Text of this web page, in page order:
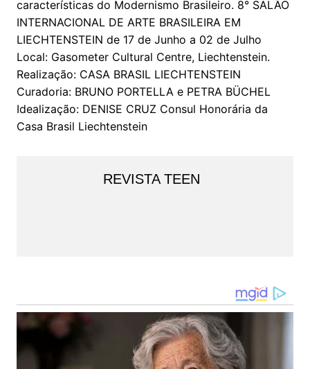
características do Modernismo Brasileiro. 8° SALÃO
INTERNACIONAL DE ARTE BRASILEIRA EM
LIECHTENSTEIN de 17 de Junho a 02 de Julho
Local: Gasometer Cultural Centre, Liechtenstein.
Realização: CASA BRASIL LIECHTENSTEIN
Curadoria: BRUNO PORTELLA e PETRA BÜCHEL
Idealização: DENISE CRUZ Consul Honorária da
Casa Brasil Liechtenstein
REVISTA TEEN